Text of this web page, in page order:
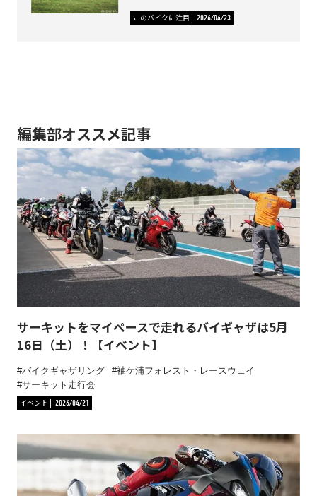
このバイクに注目 2026/04/23
編集部オススメ記事
サーキットをマイペースで走れるバイギャザは5月
16日（土）！【イベント】
バイクギャザリング
袖ケ浦フォレスト・レースウェイ
サーキット走行会
イベント
2026/04/21